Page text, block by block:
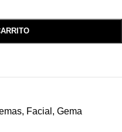
, Facial , Gema